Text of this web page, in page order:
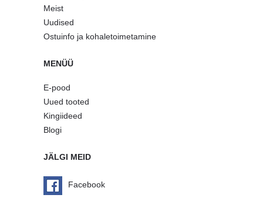
Meist
Uudised
Ostuinfo ja kohaletoimetamine
MENÜÜ
E-pood
Uued tooted
Kingiideed
Blogi
JÄLGI MEID
Facebook